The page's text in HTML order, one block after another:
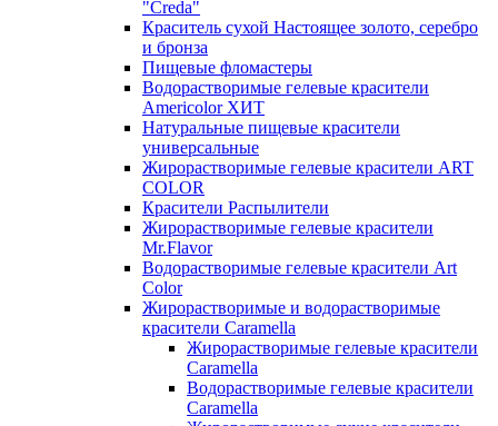
"Creda"
Краситель сухой Настоящее золото, серебро
и бронза
Пищевые фломастеры
Водорастворимые гелевые красители
Americolor ХИТ
Натуральные пищевые красители
универсальные
Жирорастворимые гелевые красители ART
COLOR
Красители Распылители
Жирорастворимые гелевые красители
Mr.Flavor
Водорастворимые гелевые красители Art
Color
Жирорастворимые и водорастворимые
красители Caramella
Жирорастворимые гелевые красители
Caramella
Водорастворимые гелевые красители
Caramella